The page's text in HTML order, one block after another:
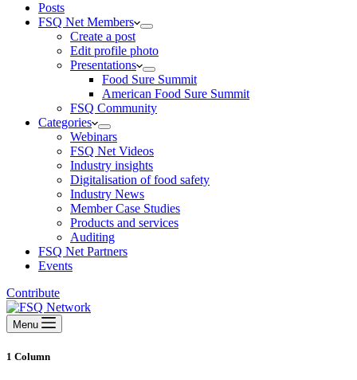
Posts
FSQ Net Members
Create a post
Edit profile photo
Presentations
Food Sure Summit
American Food Sure Summit
FSQ Community
Categories
Webinars
FSQ Net Videos
Industry insights
Digitalisation of food safety
Industry News
Member Case Studies
Products and services
Auditing
FSQ Net Partners
Events
Contribute
Menu
1 Column